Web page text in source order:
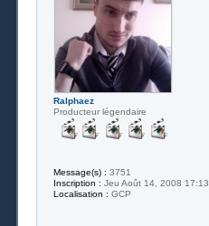
Ralphaez
Producteur légendaire
Message(s) : 3751
Inscription : Jeu Août 14, 2008 17:13
Localisation : GCP